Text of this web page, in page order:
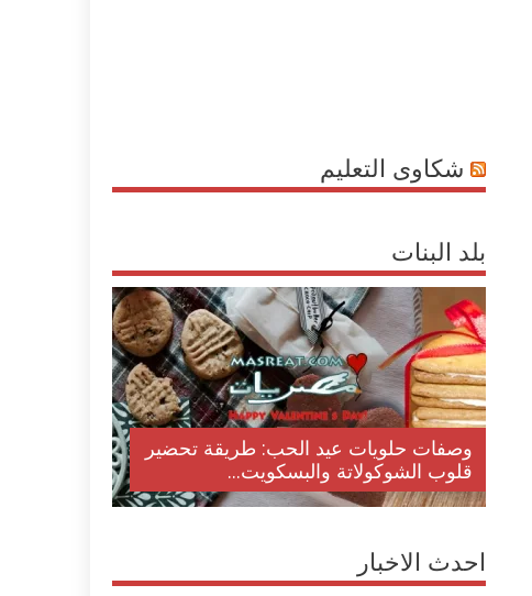
شكاوى التعليم
بلد البنات
وصفات حلويات عيد الحب: طريقة تحضير
قلوب الشوكولاتة والبسكويت...
احدث الاخبار